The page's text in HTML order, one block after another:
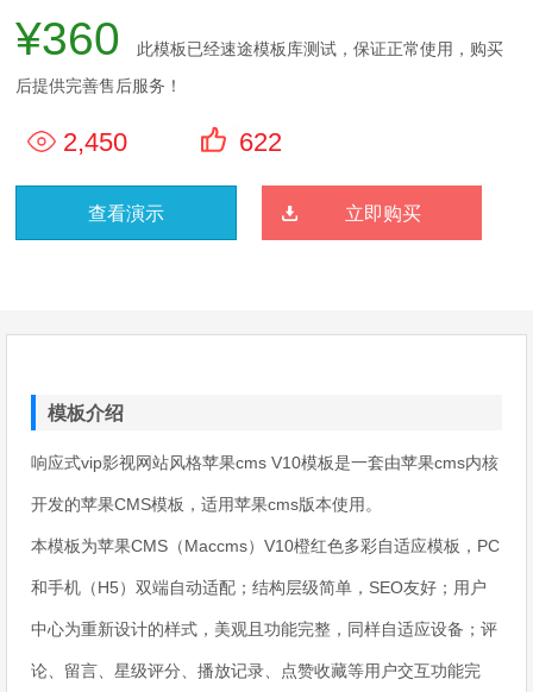
¥360
此模板已经速途模板库测试，保证正常使用，购买
后提供完善售后服务！
2,450 622
查看演示 立即购买
模板介绍
响应式vip影视网站风格苹果cms V10模板是一套由苹果cms内核
开发的苹果CMS模板，适用苹果cms版本使用。
本模板为苹果CMS（Maccms）V10橙红色多彩自适应模板，PC
和手机（H5）双端自动适配；结构层级简单，SEO友好；用户
中心为重新设计的样式，美观且功能完整，同样自适应设备；评
论、留言、星级评分、播放记录、点赞收藏等用户交互功能完